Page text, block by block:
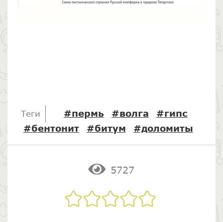
Теги #пермь #волга
#гипс
#бентонит
#битум #доломиты
5727